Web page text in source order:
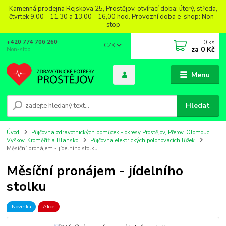
Kamenná prodejna Rejskova 25, Prostějov, otvírací doba: úterý, středa,
čtvrtek 9,00 - 11,30 a 13,00 - 16,00 hod. Provozní doba e-shop: Non-
stop
Menu
CZK
Hledat
+420 774 706 260
Non-stop
0 ks
za 0 Kč
Úvod
Půjčovna zdravotnických pomůcek - okresy Prostějov, Přerov, Olomouc,
Vyškov, Kroměříž a Blansko
Půjčovna elektrických polohovacích lůžek
Měsíční pronájem - jídelního stolku
Měsíční pronájem - jídelního
stolku
Novinka Akce